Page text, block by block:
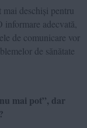
deschiși pentru
adecvată,
de comunicare vor
de sănătate
mai pot”, dar